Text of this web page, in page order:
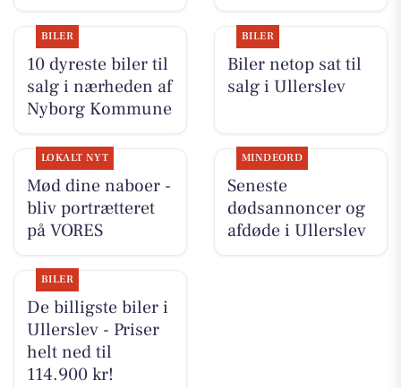
BILER
10 dyreste biler til
salg i nærheden af
Nyborg Kommune
BILER
Biler netop sat til
salg i Ullerslev
LOKALT NYT
Mød dine naboer -
bliv portrætteret
på VORES
MINDEORD
Seneste
dødsannoncer og
afdøde i Ullerslev
BILER
De billigste biler i
Ullerslev - Priser
helt ned til
114.900 kr!